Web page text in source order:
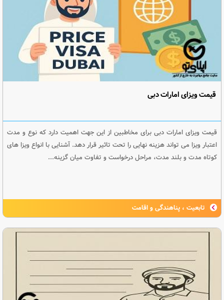
قیمت ویزای امارات دبی
قیمت ویزای امارات دبی برای مخاطبین از این جهت اهمیت دارد که نوع و مدت
اعتبار ویزا می تواند هزینه نهایی را تحت تاثیر قرار دهد. آشنایی با انواع ویزا های
کوتاه مدت و بلند مدت، مراحل درخواست و تفاوت میان گزینه...
تابعیت ، پناهندگی و اقامت